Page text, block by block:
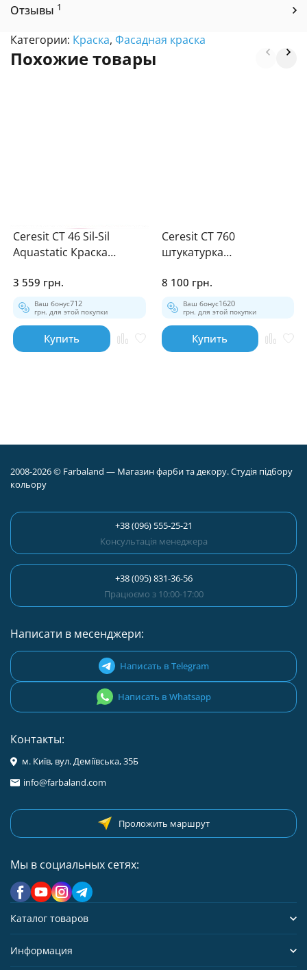
Отзывы 1
Категории: Краска, Фасадная краска
Похожие товары
Ceresit CT 46 Sil-Sil
Aquastatic Краска
силикатная 10л
3 559 грн.
Ваш бонус712
грн. для этой покупки
Купить
Ceresit CT 760
штукатурка
20кг
8 100 грн.
Ваш бонус1620
грн. для этой покупки
Купить
2008-2026 © Farbaland — Магазин фарби та декору. Студія підбору
кольору
+38 (096) 555-25-21
Консультація менеджера
+38 (095) 831-36-56
Працюємо з 10:00-17:00
Написати в месенджери:
Написать в Telegram
Написать в Whatsapp
Контакты:
м. Київ, вул. Деміївська, 35Б
info@farbaland.com
Проложить маршрут
Мы в социальных сетях:
Каталог товаров
Информация